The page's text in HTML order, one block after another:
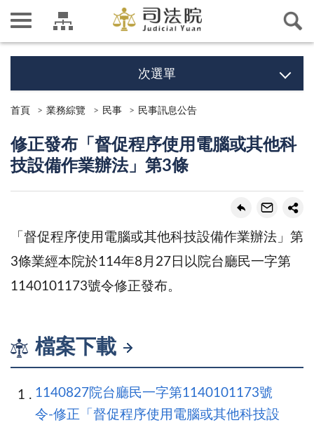
次選單
首頁 業務綜覽 民事 民事訊息公告
修正發布「督促程序使用電腦或其他科
技設備作業辦法」第3條
「督促程序使用電腦或其他科技設備作業辦法」第
3條業經本院於114年8月27日以院台廳民一字第
1140101173號令修正發布。
檔案下載
1140827院台廳民一字第1140101173號
令-修正「督促程序使用電腦或其他科技設